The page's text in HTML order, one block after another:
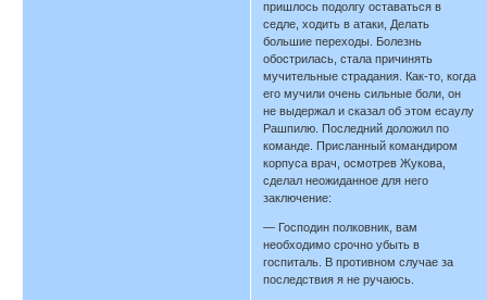
пришлось подолгу оставаться в
седле, ходить в атаки, Делать
большие переходы. Болезнь
обострилась, стала причинять
мучительные страдания. Как-то, когда
его мучили очень сильные боли, он
не выдержал и сказал об этом есаулу
Рашпилю. Последний доложил по
команде. Присланный командиром
корпуса врач, осмотрев Жукова,
сделал неожиданное для него
заключение:
— Господин полковник, вам
необходимо срочно убыть в
госпиталь. В противном случае за
последствия я не ручаюсь.